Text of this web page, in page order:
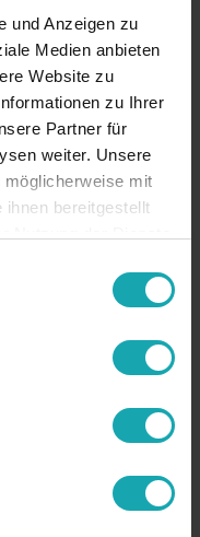
und Anzeigen zu
Medien anbieten
Website zu
zu Ihrer
Partner für
weiter. Unsere
mit
bereitgestellt